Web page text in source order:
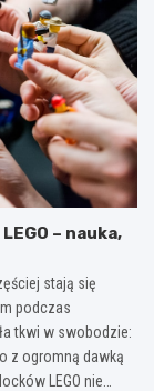
– nauka,
stają się
podczas
tkwi w swobodzie:
z ogromną dawką
LEGO nie…